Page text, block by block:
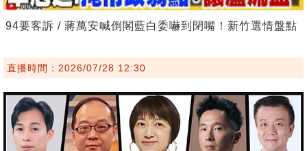
94要客訴 / 蔣萬安喊倒閣藍白委嚇到閉嘴！新竹選情盤點
直播時間：2026/07/28 12:30